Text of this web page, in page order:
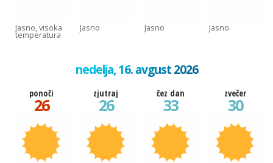
Jasno, visoka
temperatura
Jasno Jasno Jasno
nedelja, 16. avgust 2026
ponoči
26
zjutraj
26
čez dan
33
zvečer
30